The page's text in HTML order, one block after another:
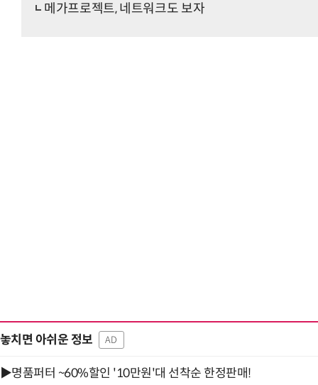
메가프로젝트, 네트워크도 보자
놓치면 아쉬운 정보 AD
▶명품퍼터 ~60%할인 '10만원'대 선착순 한정판매!